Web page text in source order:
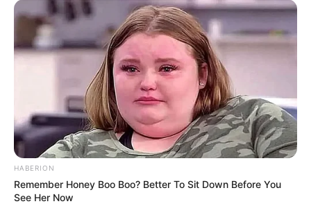
de fazer
Trouxinha de tecido
HABERION
Remember Honey Boo Boo? Better To Sit Down Before You
See Her Now